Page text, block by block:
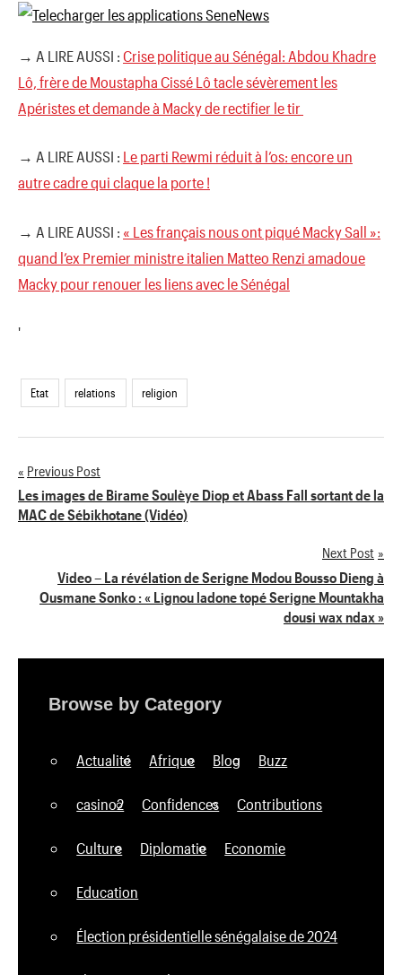
→ A LIRE AUSSI : Crise politique au Sénégal: Abdou Khadre
Lô, frère de Moustapha Cissé Lô tacle sévèrement les
Apéristes et demande à Macky de rectifier le tir
→ A LIRE AUSSI : Le parti Rewmi réduit à l’os: encore un
autre cadre qui claque la porte !
→ A LIRE AUSSI : « Les français nous ont piqué Macky Sall »:
quand l’ex Premier ministre italien Matteo Renzi amadoue
Macky pour renouer les liens avec le Sénégal
'
Etat relations religion
Navigation
de
Previous Post
Les images de Birame Soulèye Diop et Abass Fall sortant de la
MAC de Sébikhotane (Vidéo)
Next Post
Video – La révélation de Serigne Modou Bousso Dieng à
Ousmane Sonko : « Lignou ladone topé Serigne Mountakha
dousi wax ndax »
Browse by Category
Actualité Afrique Blog Buzz
casino2 Confidences Contributions
Culture Diplomatie Economie
Education
Élection présidentielle sénégalaise de 2024